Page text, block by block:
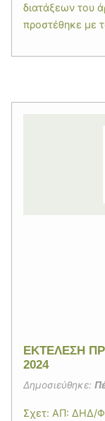
διατάξεων του
προστέθηκε με
ΕΚΤΕΛΕΣΗ
2024
Δημοσιεύθηκε:
Σχετ: ΑΠ: ΔΗΔ/